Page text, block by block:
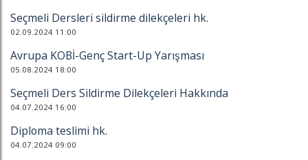
Seçmeli Dersleri sildirme dilekçeleri hk.
02.09.2024 11:00
Avrupa KOBİ-Genç Start-Up Yarışması
05.08.2024 18:00
Seçmeli Ders Sildirme Dilekçeleri Hakkında
04.07.2024 16:00
Diploma teslimi hk.
04.07.2024 09:00